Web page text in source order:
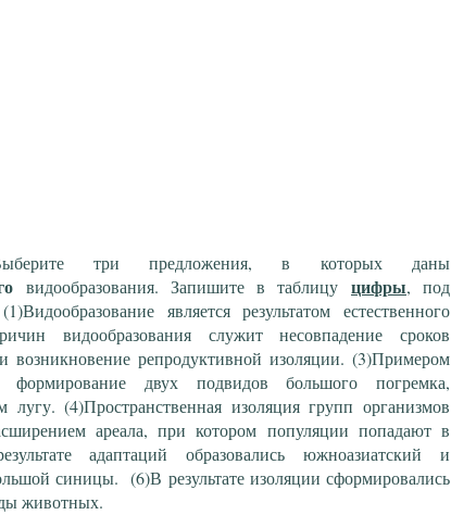
три предложения, в которых даны
видообразования. Запишите в таблицу цифры, под
является результатом естественного
видообразования служит несовпадение сроков
возникновение репродуктивной изоляции. (3)Примером
формирование двух подвидов большого погремка,
(4)Пространственная изоляция групп организмов
ареала, при котором популяции попадают в
адаптаций образовались южноазиатский и
синицы. (6)В результате изоляции сформировались
животных.